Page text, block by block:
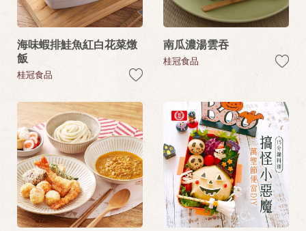
海味蝦排鮭魚紅白花菜燉
飯
桂冠食品
南瓜濃湯雲吞
桂冠食品